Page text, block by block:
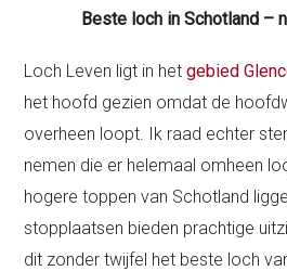
Beste loch in Schotland –
Loch Leven ligt in hetgebied
het hoofd gezien omdat de
overheen loopt. Ik raad echter
nemen die er helemaal omheen
hogere toppen van Schotland
stopplaatsen bieden prachtige
dit zonder twijfel het beste loch